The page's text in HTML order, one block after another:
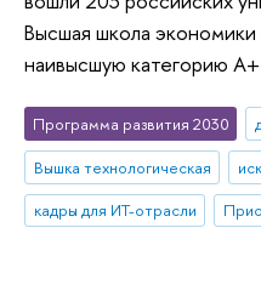
Высшая школа экономики
наивысшую категорию
Программа развития 2030
Вышка технологическая
кадры для ИТ-отрасли